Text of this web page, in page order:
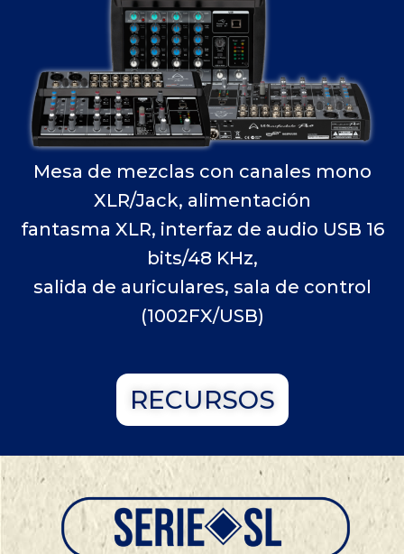
Mesa de mezclas con canales mono
XLR/Jack, alimentación
fantasma XLR, interfaz de audio USB 16
bits/48 KHz,
salida de auriculares, sala de control
(1002FX/USB)
RECURSOS